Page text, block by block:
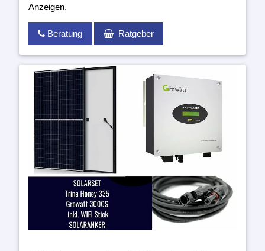
Anzeigen.
Beratung Ratgeber